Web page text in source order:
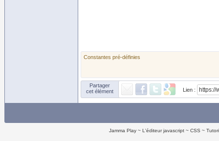
Constantes pré-définies
Partager
cet élément
Lien :
Jamma Play L'éditeur javascript CSS